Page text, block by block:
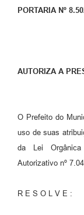
PORTARIA Nº
AUTORIZA A
O Prefeito do
uso de suas
da Lei
Autorizativo nº
R E S O L V E :